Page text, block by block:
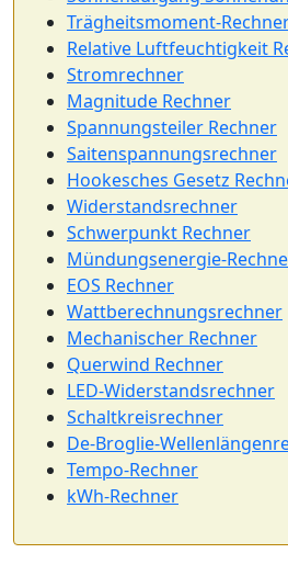
Trägheitsmoment-
Relative Luftfeuchtigkeit
Stromrechner
Magnitude Rechner
Spannungsteiler Rechner
Saitenspannungsrechner
Hookesches Gesetz
Widerstandsrechner
Schwerpunkt Rechner
Mündungsenergie-
EOS Rechner
Wattberechnungsrechner
Mechanischer Rechner
Querwind Rechner
LED-Widerstandsrechner
Schaltkreisrechner
De-Broglie-
Tempo-Rechner
kWh-Rechner